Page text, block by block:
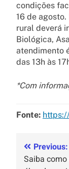
condições
16 de
rural deverá
Biológica,
atendimento
das 13h às
*Com
Fonte:
Previous:
Saiba